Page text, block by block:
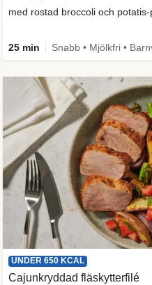
med rostad broccoli och
25 min
UNDER 650 KCAL
Cajunkryddad fläskytterfilé